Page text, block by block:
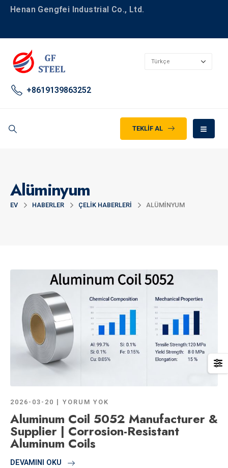
Henan Gengfei Industrial Co., Ltd.
+8619139863252
TEKLIF AL
Alüminyum
EV HABERLER ÇELIK HABERLERI ALÜMINYUM
2026-03-20 YORUM YOK
Aluminum Coil 5052 Manufacturer &
Supplier | Corrosion-Resistant
Aluminum Coils
DEVAMINI OKU